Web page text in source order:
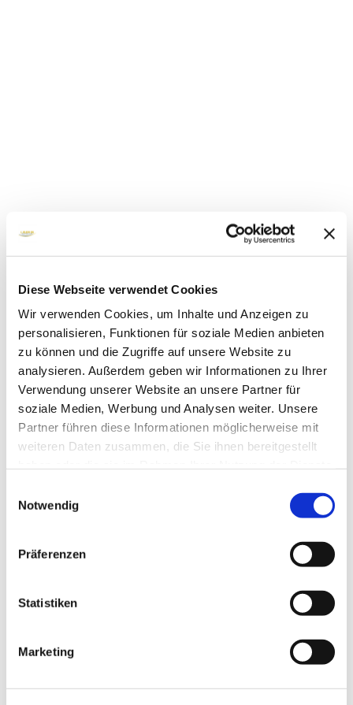
Diese Webseite verwendet Cookies
Wir verwenden Cookies, um Inhalte und Anzeigen zu
personalisieren, Funktionen für soziale Medien anbieten
zu können und die Zugriffe auf unsere Website zu
analysieren. Außerdem geben wir Informationen zu Ihrer
Verwendung unserer Website an unsere Partner für
soziale Medien, Werbung und Analysen weiter. Unsere
Partner führen diese Informationen möglicherweise mit
weiteren Daten zusammen, die Sie ihnen bereitgestellt
Notwendig
Präferenzen
Statistiken
Marketing